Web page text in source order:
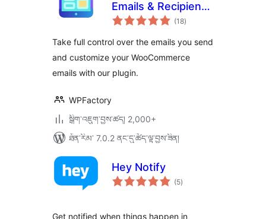
Emails & Recipients
for WooCommerce
(18གདེང་
འཇོག་
ཚང་།
)
Take full control over the emails you send
and customize your WooCommerce
emails with our plugin.
WPFactory
སྒྲིག་འཇུག་བྱས་ཚད། 2,000+
ཐོན་རིམ་ 7.0.2 ནང་དུ་ཚོད་ལྟ་བྱས་ཟིན།
Hey Notify
(5གདེང་
འཇོག་
)
Get notified when things happen in